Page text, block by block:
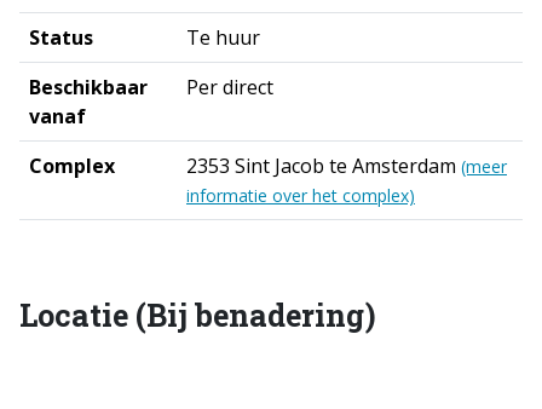
Status
Te huur
Beschikbaar
vanaf
Per direct
Complex 2353 Sint Jacob te Amsterdam (meer
informatie over het complex)
Locatie (Bij benadering)